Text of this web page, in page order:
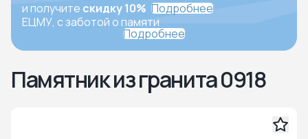
и получите скидку 10% Подробнее
ЕЦМУ, с заботой о памяти
Подробнее
Памятник из гранита 0918